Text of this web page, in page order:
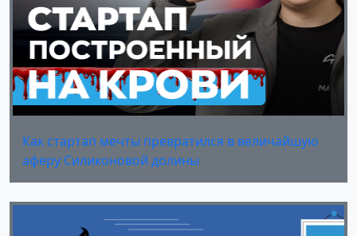
Как стартап мечты превратился в величайшую
аферу Силиконовой долины